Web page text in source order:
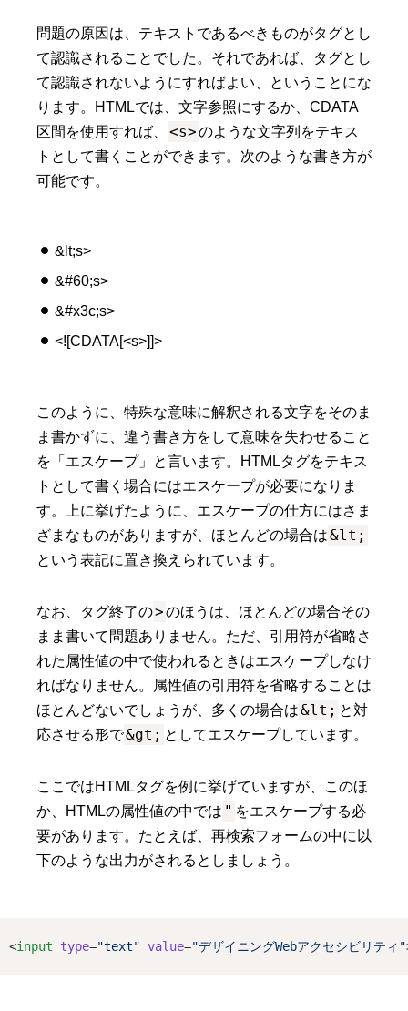
問題の原因は、テキストであるべきものがタグとし
て認識されることでした。それであれば、タグとし
て認識されないようにすればよい、ということにな
ります。HTMLでは、文字参照にするか、CDATA
区間を使用すれば、
<s>のような文字列をテキス
トとして書くことができます。次のような書き方が
可能です。
&lt;s>
&#60;s>
&#x3c;s>
<![CDATA[<s>]]>
このように、特殊な意味に解釈される文字をそのま
ま書かずに、違う書き方をして意味を失わせること
を「エスケープ」と言います。HTMLタグをテキス
トとして書く場合にはエスケープが必要になりま
す。上に挙げたように、エスケープの仕方にはさま
ざまなものがありますが、ほとんどの場合は&lt;
という表記に置き換えられています。
なお、タグ終了の>のほうは、ほとんどの場合その
まま書いて問題ありません。ただ、引用符が省略さ
れた属性値の中で使われるときはエスケープしなけ
ればなりません。属性値の引用符を省略することは
ほとんどないでしょうが、多くの場合は&lt; と対
応させる形で&gt; としてエスケープしています。
ここではHTMLタグを例に挙げていますが、このほ
か、HTMLの属性値の中では " をエスケープする必
要があります。たとえば、再検索フォームの中に以
下のような出力がされるとしましょう。
<input type="text" value="デザイニングWebアクセシビリティ"